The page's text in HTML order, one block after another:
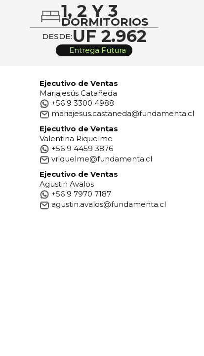
1, 2 Y 3
DORMITORIOS
DESDE:UF 2.962
Entrega Futura
Ejecutivo de Ventas
Mariajesús Catañeda
+56 9 3300 4988
mariajesus.castaneda@fundamenta.cl
Ejecutivo de Ventas
Valentina Riquelme
+56 9 4459 3876
vriquelme@fundamenta.cl
Ejecutivo de Ventas
Agustin Avalos
+56 9 7970 7187
agustin.avalos@fundamenta.cl